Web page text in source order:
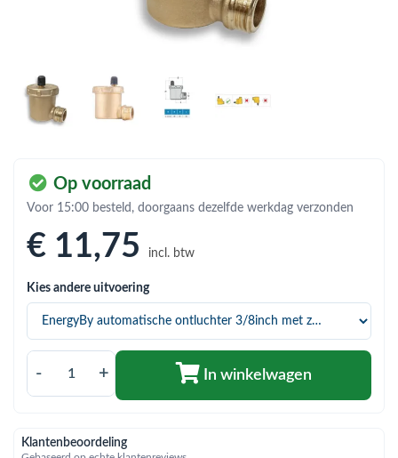
(Circulatiepompen, pompgroepen & verdelers)
(Rookkanalen)
(Zonneboilersets & onderdelen)
(Warmtepompen en warmtepompboilers)
Op voorraad
Voor 15:00 besteld, doorgaans dezelfde werkdag verzonden
€ 11,75 incl. btw
Kies andere uitvoering
- + In winkelwagen
Klantenbeoordeling